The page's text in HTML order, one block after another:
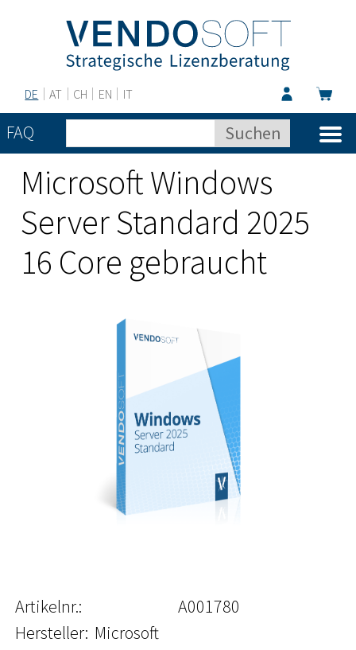
DE AT CH EN IT
FAQ
Microsoft Windows
Server Standard 2025
16 Core gebraucht
Artikelnr.:
A001780
Hersteller: Microsoft